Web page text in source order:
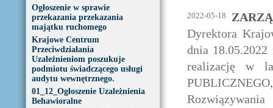
Ogłoszenie w sprawie
przekazania przekazania
majątku ruchomego
Krajowe Centrum
Przeciwdziałania
Uzależnieniom poszukuje
podmiotu świadczącego usługi
audytu wewnętrznego.
01_12_Ogłoszenie Uzależnienia
Behawioralne
2022-05-18
Dyrektora
dnia
realizację w